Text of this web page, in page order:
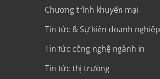
Chương trình khuyến mại
Tin tức & Sự kiện doanh nghiệp
Tin tức công nghệ ngành in
Tin tức thị trường